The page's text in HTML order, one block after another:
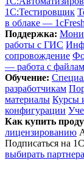
1С:Тестировщик
в облаке — 1cFresh
Поддержка:
работы с ГИС
сопровождение
— работа с
Обучение:
разработчикам
материалы Курсы
конфигурации
Как купить
лицензированию
Подписаться на
выбирать партнера